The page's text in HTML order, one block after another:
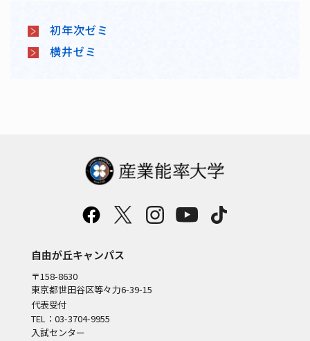
初年次ゼミ
横井ゼミ
自由が丘キャンパス
〒158-8630
東京都世田谷区等々力6-39-15
代表受付
TEL：03-3704-9955
入試センター